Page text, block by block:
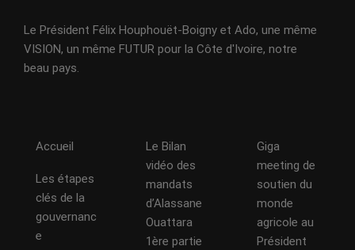
Le Président Félix Houphouët-Boigny et Ado, une même
VISION, un même FUTUR pour la Côte d'Ivoire, notre
beau pays.
Accueil
Les étapes
clés de la
gouvernanc
e
Le Bilan
vidéo des
mandats
d’Alassane
Ouattara
1ère partie
Giga
meeting de
soutien du
monde
agricole au
Président